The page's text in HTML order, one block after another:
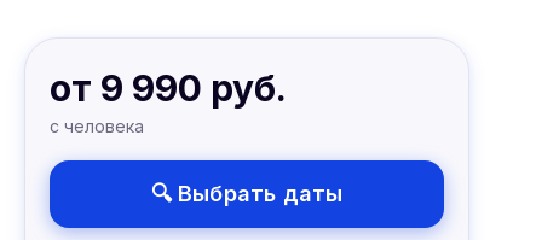
от 9 990 руб.
с человека
🔍 Выбрать даты